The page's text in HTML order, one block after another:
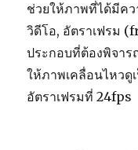
ช่วยให้ภาพที่ได้มีค
วิดีโอ, อัตราเฟรม
ประกอบที่ต้องพิจาร
ให้ภาพเคลื่อนไหวดู
อัตราเฟรมที่ 24fps